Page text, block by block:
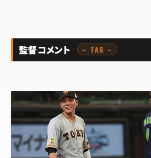
監督コメント – TAG –